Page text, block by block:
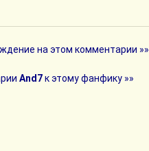
на этом комментарии »»
And7к этому фанфику »»